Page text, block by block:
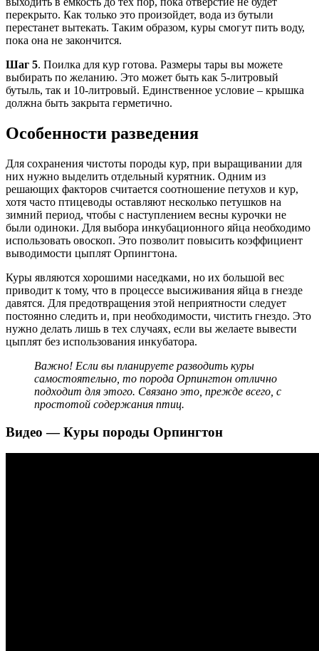
перекрыто. Как только это произойдет, вода из бутыли
перестанет вытекать. Таким образом, куры смогут пить воду,
пока она не закончится.
Шаг 5. Поилка для кур готова. Размеры тары вы можете
выбирать по желанию. Это может быть как 5-литровый
бутыль, так и 10-литровый. Единственное условие – крышка
должна быть закрыта герметично.
Особенности разведения
Для сохранения чистоты породы кур, при выращивании для
них нужно выделить отдельный курятник. Одним из
решающих факторов считается соотношение петухов и кур,
хотя часто птицеводы оставляют несколько петушков на
зимний период, чтобы с наступлением весны курочки не
были одиноки. Для выбора инкубационного яйца необходимо
использовать овоскоп. Это позволит повысить коэффициент
выводимости цыплят Орпингтона.
Куры являются хорошими наседками, но их большой вес
приводит к тому, что в процессе высиживания яйца в гнезде
давятся. Для предотвращения этой неприятности следует
постоянно следить и, при необходимости, чистить гнездо. Это
нужно делать лишь в тех случаях, если вы желаете вывести
цыплят без использования инкубатора.
Важно! Если вы планируете разводить куры
самостоятельно, то порода Орпингтон отлично
подходит для этого. Связано это, прежде всего, с
простотой содержания птиц.
Видео — Куры породы Орпингтон